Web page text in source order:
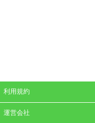
利用規約
運営会社